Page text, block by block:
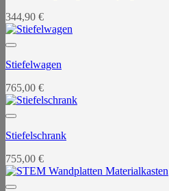
344,90 €
Stiefelwagen
765,00 €
Stiefelschrank
755,00 €